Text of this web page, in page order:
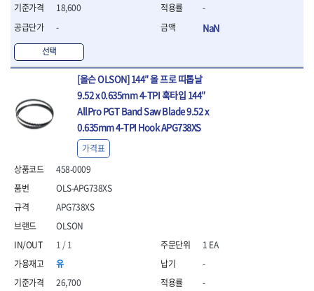
- 함마렌치
- 멀티플라이어
- 미니라쳇세트
- 기타
- 라쳇 드라이버
- 라쳇스패너
- 스피드렌치
- 모터렌치
- 함마스패너
절연.전설.방폭공구
- 절연옵셋렌치
- 절연드라이버
- 절연스패너
- 절연T렌치
- 절연소켓
- 절연별소켓
- 절연별비트소켓
- 절연육각비트소켓
18,600
-
선택
-
NaN
[올슨 OLSON] 144″ 올 프로 띠톱날
9.52 x 0.635mm 4-TPI 훅타입 144″
AllPro PGT Band Saw Blade 9.52 x
0.635mm 4-TPI Hook APG738XS
458-0009
OLSON
1 / 1
유
26,700
OLS-APG738XS
APG738XS
가격표
1 EA
-
-